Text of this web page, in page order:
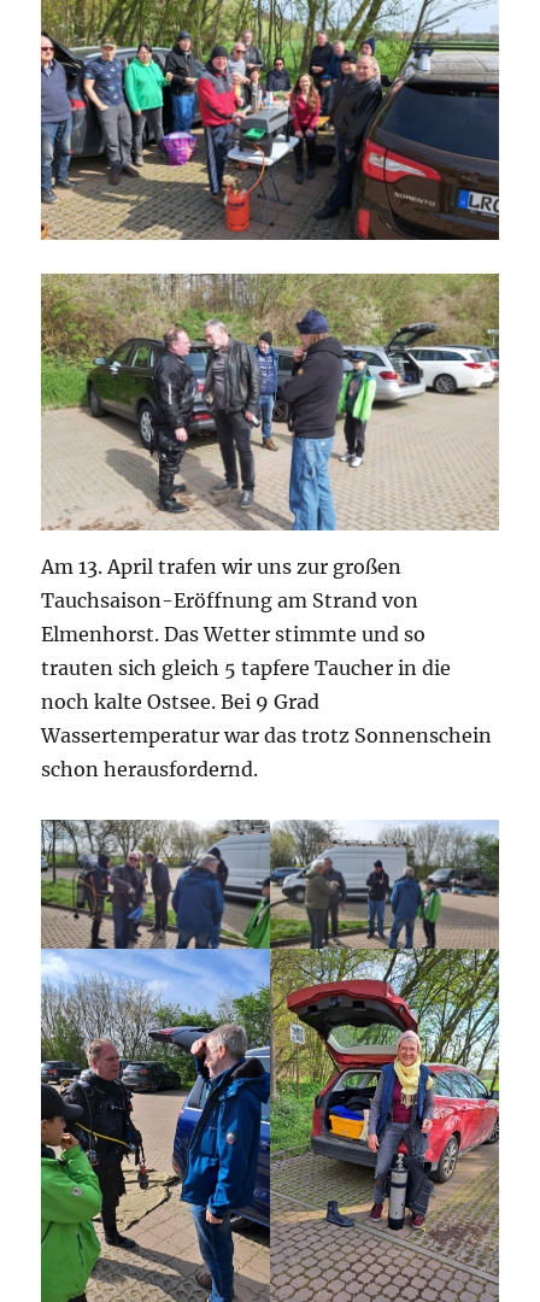
Am 13. April trafen wir uns zur großen
Tauchsaison-Eröffnung am Strand von
Elmenhorst. Das Wetter stimmte und so
trauten sich gleich 5 tapfere Taucher in die
noch kalte Ostsee. Bei 9 Grad
Wassertemperatur war das trotz Sonnenschein
schon herausfordernd.